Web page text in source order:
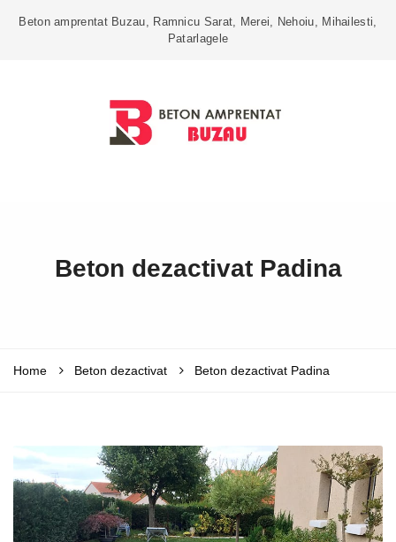
Beton amprentat Buzau, Ramnicu Sarat, Merei, Nehoiu, Mihailesti,
Patarlagele
Beton dezactivat Padina
Home Beton dezactivat Beton dezactivat Padina